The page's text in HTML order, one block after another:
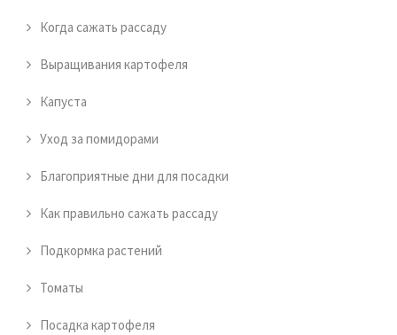
Когда сажать рассаду
Выращивания картофеля
Капуста
Уход за помидорами
Благоприятные дни для посадки
Как правильно сажать рассаду
Подкормка растений
Томаты
Посадка картофеля